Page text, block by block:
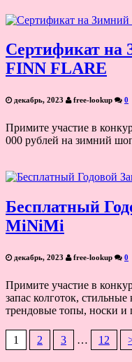
Сертификат
FINN FLARE
декабрь, 2023 free-lookup 0
Примите участие в
000 рублей на зимний
Бесплатный
MiNiMi
декабрь, 2023 free-lookup 0
Примите участие в
запас колготок,
трендовые топы, носки
1 2 3 … 12